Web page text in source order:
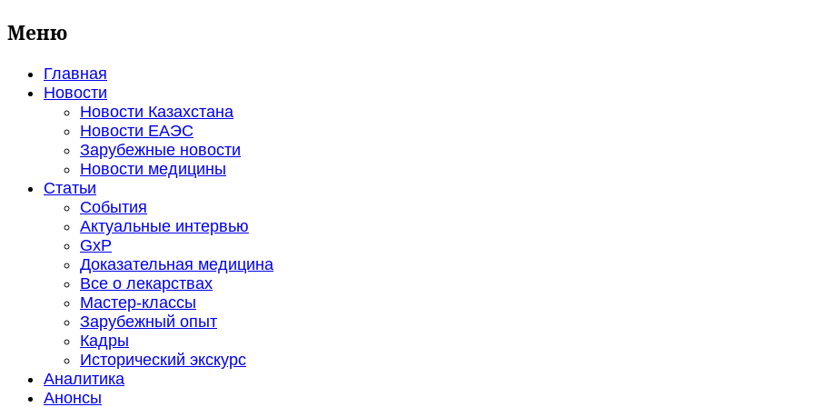
Меню
Главная
Новости
Новости Казахстана
Новости ЕАЭС
Зарубежные новости
Новости медицины
Статьи
События
Актуальные интервью
GxP
Доказательная медицина
Все о лекарствах
Мастер-классы
Зарубежный опыт
Кадры
Исторический экскурс
Аналитика
Анонсы